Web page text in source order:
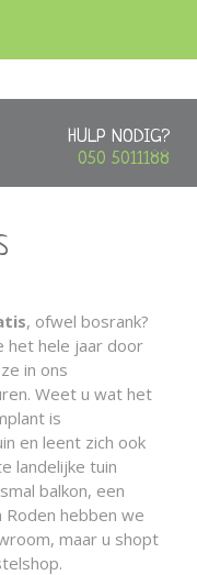
HULP NODIG?
050 5011188
, ofwel bosrank?
het hele jaar door
in ons
Weet u wat het
is
en leent zich ook
landelijke tuin
balkon, een
Roden hebben we
maar u shopt